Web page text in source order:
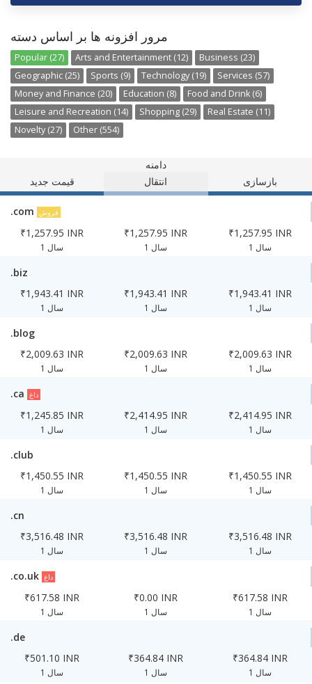
مرور افزونه ها بر اساس دسته
Popular (27) Arts and Entertainment (12)
Business (23)
Geographic (25)
Sports (9) Technology (19)
Services (57)
Money and Finance (20)
Education (8)
Food and Drink (6)
Leisure and Recreation (14)
Shopping (29)
Real Estate (11)
Novelty (27)
Other (554)
دامنه
قیمت جدید
انتقال بازسازی
.com فروش
₹1,257.95 INR
1 سال
₹1,257.95 INR
1 سال
₹1,257.95 INR
1 سال
.biz
₹1,943.41 INR
1 سال
₹1,943.41 INR
1 سال
₹1,943.41 INR
1 سال
.blog
₹2,009.63 INR
1 سال
₹2,009.63 INR
1 سال
₹2,009.63 INR
1 سال
.ca داغ
₹1,245.85 INR
1 سال
₹2,414.95 INR
1 سال
₹2,414.95 INR
1 سال
.club
₹1,450.55 INR
1 سال
₹1,450.55 INR
1 سال
₹1,450.55 INR
1 سال
.cn
₹3,516.48 INR
1 سال
₹3,516.48 INR
1 سال
₹3,516.48 INR
1 سال
.co.uk داغ
₹617.58 INR
1 سال
₹0.00 INR
1 سال
₹617.58 INR
1 سال
.de
₹501.10 INR
1 سال
₹364.84 INR
1 سال
₹364.84 INR
1 سال